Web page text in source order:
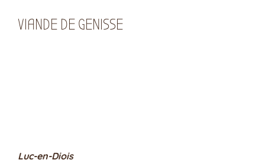
VIANDE DE GENISSE
Luc-en-Diois